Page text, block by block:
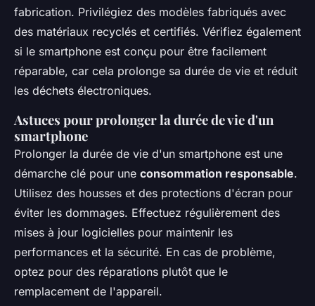
fabrication. Privilégiez des modèles fabriqués avec
des matériaux recyclés et certifiés. Vérifiez également
si le smartphone est conçu pour être facilement
réparable, car cela prolonge sa durée de vie et réduit
les déchets électroniques.
Astuces pour prolonger la durée de vie d'un
smartphone
Prolonger la durée de vie d'un smartphone est une
démarche clé pour une consommation responsable.
Utilisez des housses et des protections d'écran pour
éviter les dommages. Effectuez régulièrement des
mises à jour logicielles pour maintenir les
performances et la sécurité. En cas de problème,
optez pour des réparations plutôt que le
remplacement de l'appareil.